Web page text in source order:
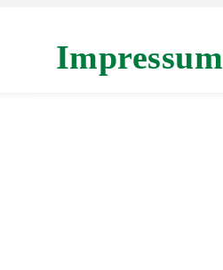
Impressum